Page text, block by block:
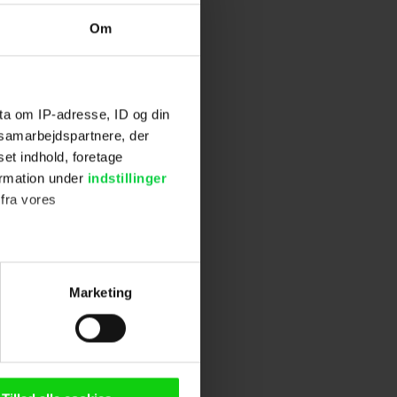
Om
om IP-adresse, ID og din
der
indhold, foretage
under indstillinger
vores
browser til statistik og
Marketing